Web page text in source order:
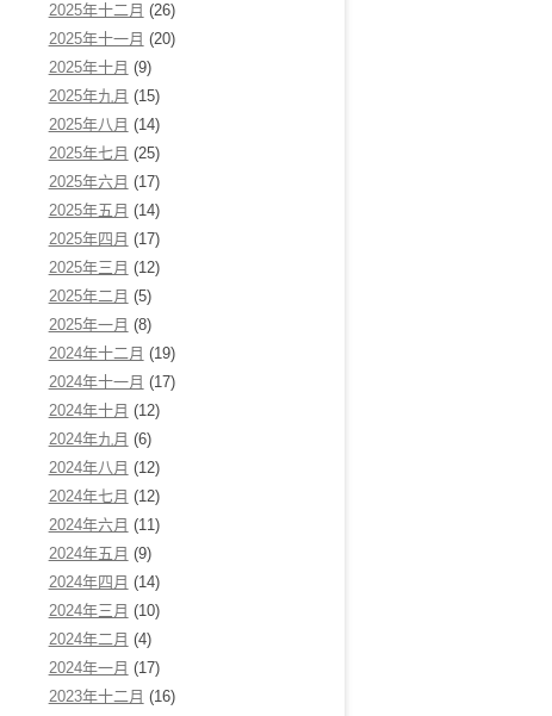
2025年十二月 (26)
2025年十一月 (20)
2025年十月 (9)
2025年九月 (15)
2025年八月 (14)
2025年七月 (25)
2025年六月 (17)
2025年五月 (14)
2025年四月 (17)
2025年三月 (12)
2025年二月 (5)
2025年一月 (8)
2024年十二月 (19)
2024年十一月 (17)
2024年十月 (12)
2024年九月 (6)
2024年八月 (12)
2024年七月 (12)
2024年六月 (11)
2024年五月 (9)
2024年四月 (14)
2024年三月 (10)
2024年二月 (4)
2024年一月 (17)
2023年十二月 (16)